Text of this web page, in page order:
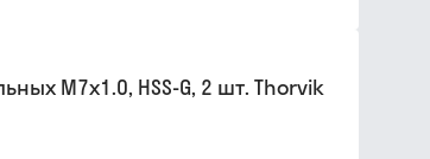
М7х1.0, HSS-G, 2 шт. Thorvik